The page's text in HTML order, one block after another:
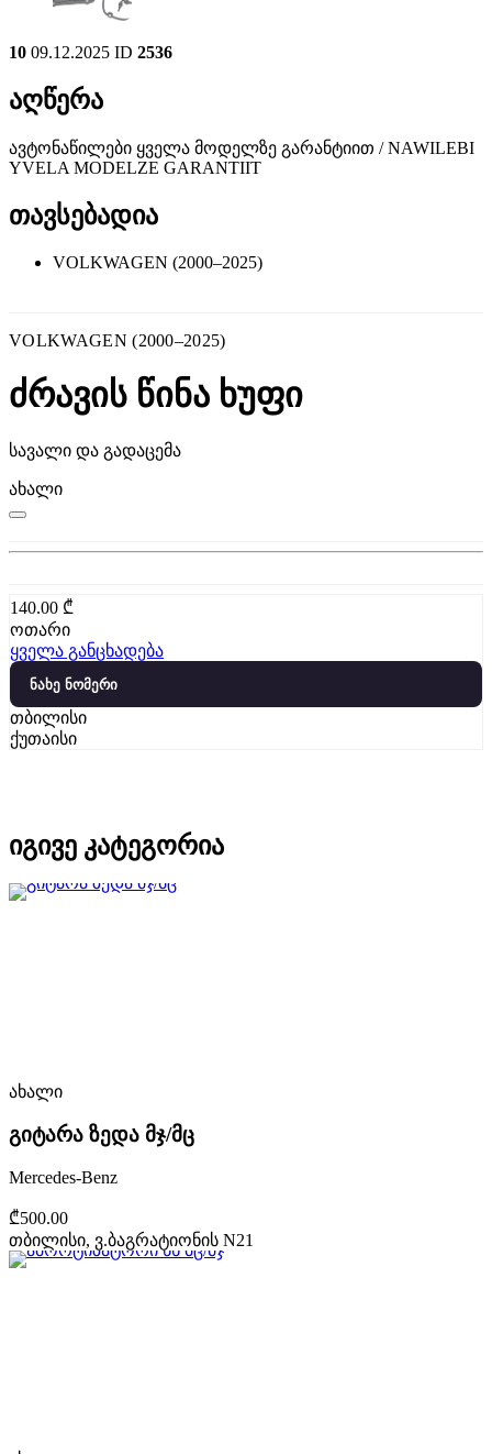
10 09.12.2025 ID 2536
აღწერა
ავტონაწილები ყველა მოდელზე გარანტიით / NAWILEBI
YVELA MODELZE GARANTIIT
თავსებადია
VOLKWAGEN (2000–2025)
VOLKWAGEN (2000–2025)
ძრავის წინა ხუფი
სავალი და გადაცემა
ახალი
140.00 ₾
ოთარი
ყველა განცხადება
ნახე ნომერი
თბილისი
ქუთაისი
იგივე კატეგორია
ახალი
გიტარა ზედა მჯ/მც
Mercedes-Benz
₾500.00
თბილისი, ვ.ბაგრატიონის N21